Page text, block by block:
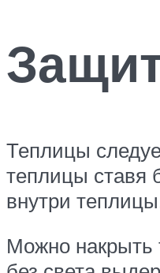
Теплицы
теплицы ставя
внутри
Можно накрыть